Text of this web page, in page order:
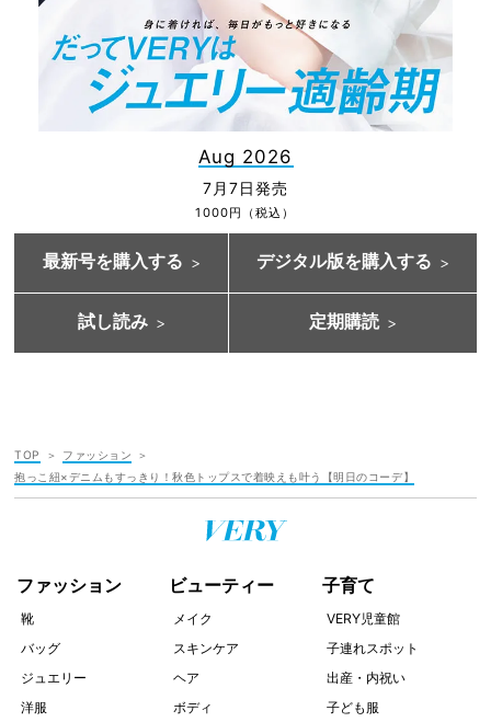
Aug 2026
7月7日発売
1000円（税込）
最新号を購入する デジタル版を購入する
試し読み 定期購読
TOP
ファッション
抱っこ紐×デニムもすっきり！秋色トップスで着映えも叶う【明日のコーデ】
ファッション
靴
バッグ
ジュエリー
洋服
ビューティー
メイク
スキンケア
ヘア
ボディ
子育て
VERY児童館
子連れスポット
出産・内祝い
子ども服